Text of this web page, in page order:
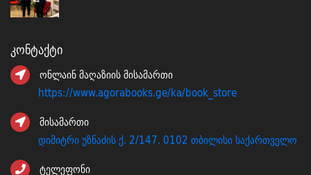
Კონტაქტი
ონლაინ მაღაზიის მისამართი
https://www.agorabooks.ge/ka/book_store
მისამართი
დიმიტრი უზნაძის ქ. 2/147. 0102 თბილისი საქართველო
ტელეფონი